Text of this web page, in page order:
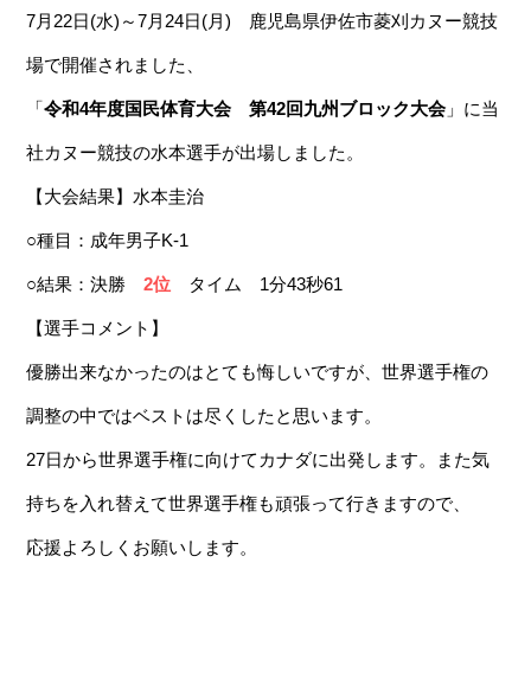
7月22日(水)～7月24日(月) 鹿児島県伊佐市菱刈カヌー競技
場で開催されました、
「令和4年度国民体育大会 第42回九州ブロック大会」に当
社カヌー競技の水本選手が出場しました。
【大会結果】水本圭治
○種目：成年男子K-1
○結果：決勝2位 タイム 1分43秒61
【選手コメント】
優勝出来なかったのはとても悔しいですが、世界選手権の
調整の中ではベストは尽くしたと思います。
27日から世界選手権に向けてカナダに出発します。また気
持ちを入れ替えて世界選手権も頑張って行きますので、
応援よろしくお願いします。